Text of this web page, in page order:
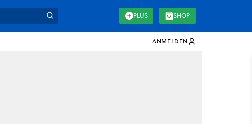
PLUS SHOP
ANMELDEN